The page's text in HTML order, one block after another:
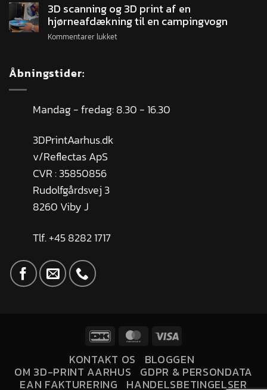
3D scanning og 3D print af en
hjørneafdækning til en campingvogn
Kommentarer lukket
Åbningstider:
Mandag - fredag: 8.30 - 16.30
3DPrintAarhus.dk
v/Reflectas ApS
CVR : 35850856
Rudolfgårdsvej 3
8260 Viby J
Tlf. +45 8282 1717
KONTAKT OS BLOGGEN
OM 3D-PRINT AARHUS GDPR & PERSONDATA
EAN FAKTURERING HANDELSBETINGELSER